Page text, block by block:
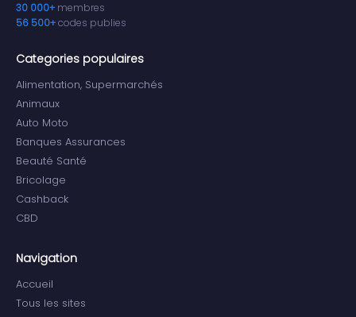
30 000+ membres
56 500+codes publies
Categories populaires
Alimentation, Supermarchés
Animaux
Auto Moto
Banques Assurances
Beauté Santé
Bricolage
Cashback
CBD
Navigation
Accueil
Tous les sites